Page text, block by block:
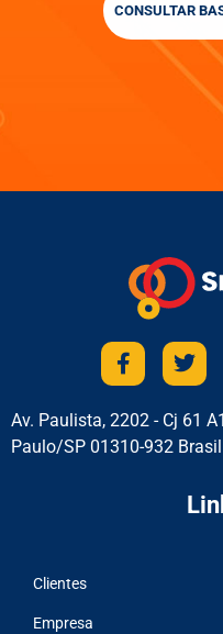
CONSULTAR
Av. Paulista, 2202 - Cj 61
Paulo/SP 01310-932 Brasil
Clientes
Empresa